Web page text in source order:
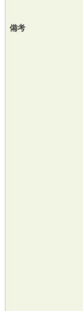
備考